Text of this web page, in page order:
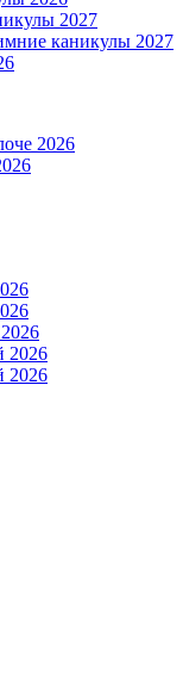
2027
каникулы 2027
2026
2026
2026